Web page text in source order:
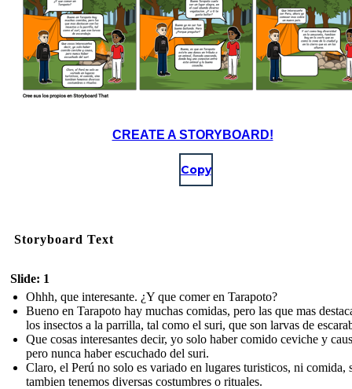
CREATE A STORYBOARD!
Copy
Storyboard Text
Slide: 1
Ohhh, que interesante. ¿Y que comer en Tarapoto?
Bueno en Tarapoto hay muchas comidas, pero las que mas
los insectos a la parrilla, tal como el suri, que son larvas de
Que cosas interesantes decir, yo solo haber comido ceviche y
pero nunca haber escuchado del suri.
Claro, el Perú no solo es variado en lugares turisticos, ni comida,
tambien tenemos diversas costumbres o rituales.